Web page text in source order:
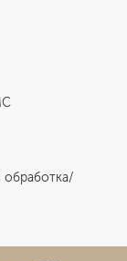
обработка/